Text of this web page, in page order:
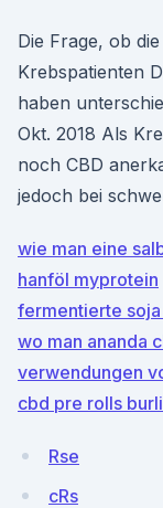
Die Frage, ob
Krebspatienten
haben
Okt. 2018 Als
noch CBD
jedoch bei
wie man eine
hanföl myprotein
fermentierte
wo man ananda
verwendungen
cbd pre rolls
Rse
cRs